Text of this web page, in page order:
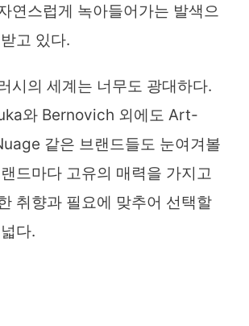
연스럽게 녹아들어가는 발색으
고 있다.
시의 세계는 너무도 광대하다.
와 Bernovich 외에도 Art-
같은 브랜드들도 눈여겨볼
드마다 고유의 매력을 가지고
취향과 필요에 맞추어 선택할
다.